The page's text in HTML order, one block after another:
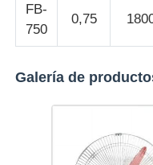
Contacto
Solicitar una
FB-
750
0,75
Galería de